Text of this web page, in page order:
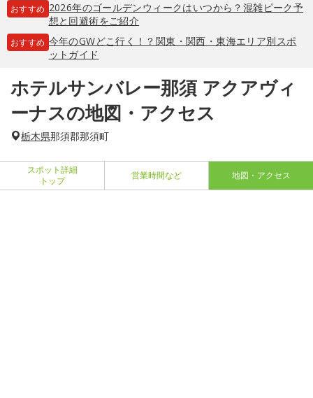
おすすめ 2026年のゴールデンウィークはいつから？混雑ピーク予
想と回避術をご紹介
おすすめ 今年のGWどこ行く！？関東・関西・東海エリア別スポ
ットガイド
ホテルサンバレー那須 アクアヴィ
ーナスの地図・アクセス
栃木県那須郡那須町
スポット詳細
トップ
営業時間など 地図・アクセス